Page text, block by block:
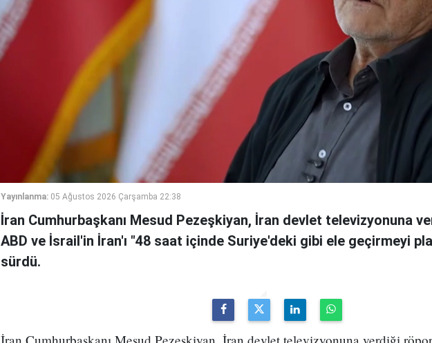
Yayınlanma: 05 Ağustos 2026 Çarşamba 22:38
İran Cumhurbaşkanı Mesud Pezeşkiyan, İran devlet televizyonuna
ABD ve İsrail'in İran'ı "48 saat içinde Suriye'deki gibi ele geçirmeyi
sürdü.
İran Cumhurbaşkanı Mesud Pezeşkiyan, İran devlet televizyonuna verdiği